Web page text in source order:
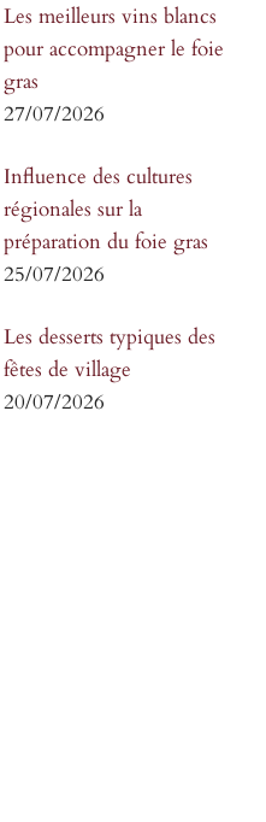
Les meilleurs vins blancs
pour accompagner le foie
gras
27/07/2026
Influence des cultures
régionales sur la
préparation du foie gras
25/07/2026
Les desserts typiques des
fêtes de village
20/07/2026